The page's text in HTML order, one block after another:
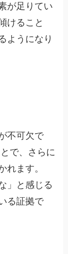
が足りてい
けること
ようになり
不可欠で
で、さらに
れます。
」と感じる
る証拠で